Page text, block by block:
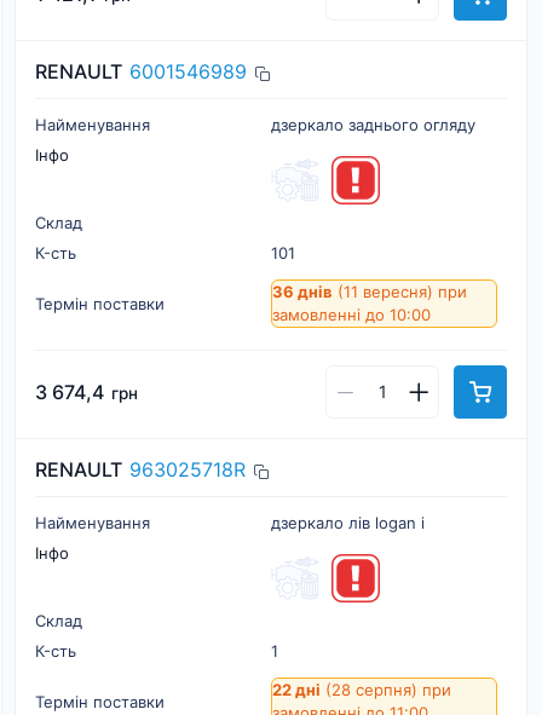
RENAULT 6001546989
Найменування
дзеркало заднього огляду
Інфо
Склад
К-cть
101
Термін поставки
36 днів (11 вересня) при
замовленні до 10:00
3 674,4 грн
RENAULT 963025718R
Найменування
дзеркало лів logan i
Інфо
Склад
К-cть
1
Термін поставки
22 дні (28 серпня) при